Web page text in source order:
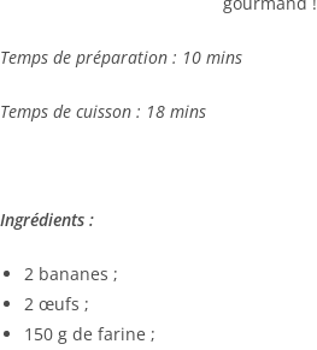
Temps de préparation : 10 mins
Temps de cuisson : 18 mins
Ingrédients :
2 bananes ;
2 œufs ;
150 g de farine ;